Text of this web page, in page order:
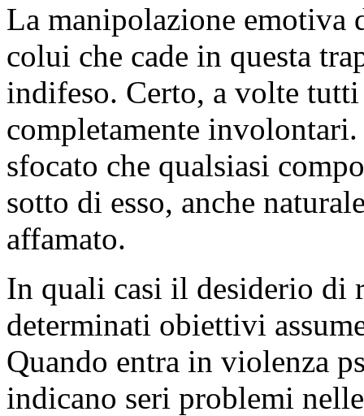
La manipolazione emotiva
colui che cade in questa
indifeso. Certo, a volte
completamente
sfocato che qualsiasi
sotto di esso, anche
affamato.
In quali casi il desiderio di
determinati obiettivi
Quando entra in violenza
indicano seri problemi